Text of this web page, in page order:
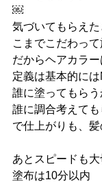
￼
気づいてもらえ
こまでこだわって
だからヘアカラ
定義は基本的に
誰に塗ってもらう
誰に調合考えても
で仕上がりも、
あとスピードも大
塗布は10分以内